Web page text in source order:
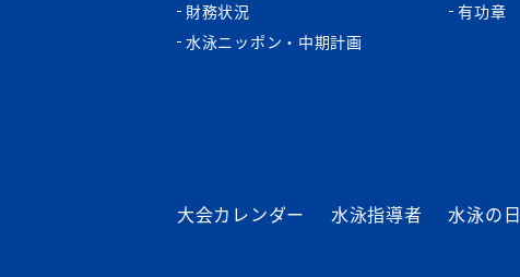
財務状況
水泳ニッポン・中期計画
有功章
大会カレンダー 水泳指導者 水泳の日